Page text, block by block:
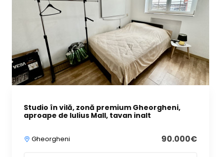
Studio în vilă, zonă premium Gheorgheni,
aproape de Iulius Mall, tavan inalt
Gheorgheni 90.000€